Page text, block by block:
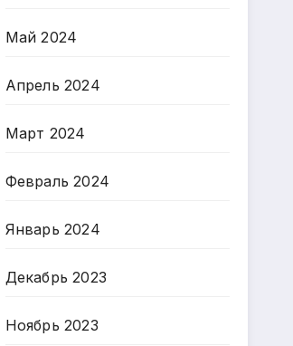
Май 2024
Апрель 2024
Март 2024
Февраль 2024
Январь 2024
Декабрь 2023
Ноябрь 2023